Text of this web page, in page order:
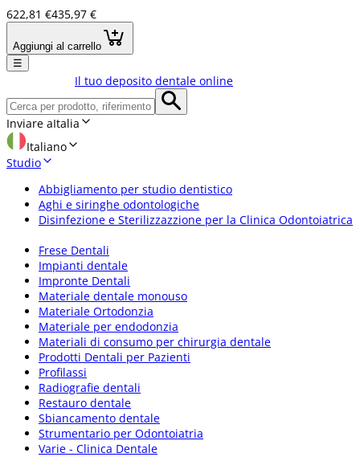
622,81 €435,97 €
Aggiungi al carrello
☰
Il tuo deposito dentale online
Inviare aItalia
Italiano
Studio
Abbigliamento per studio dentistico
Aghi e siringhe odontologiche
Disinfezione e Sterilizzazzione per la Clinica Odontoiatrica
Frese Dentali
Impianti dentale
Impronte Dentali
Materiale dentale monouso
Materiale Ortodonzia
Materiale per endodonzia
Materiali di consumo per chirurgia dentale
Prodotti Dentali per Pazienti
Profilassi
Radiografie dentali
Restauro dentale
Sbiancamento dentale
Strumentario per Odontoiatria
Varie - Clinica Dentale